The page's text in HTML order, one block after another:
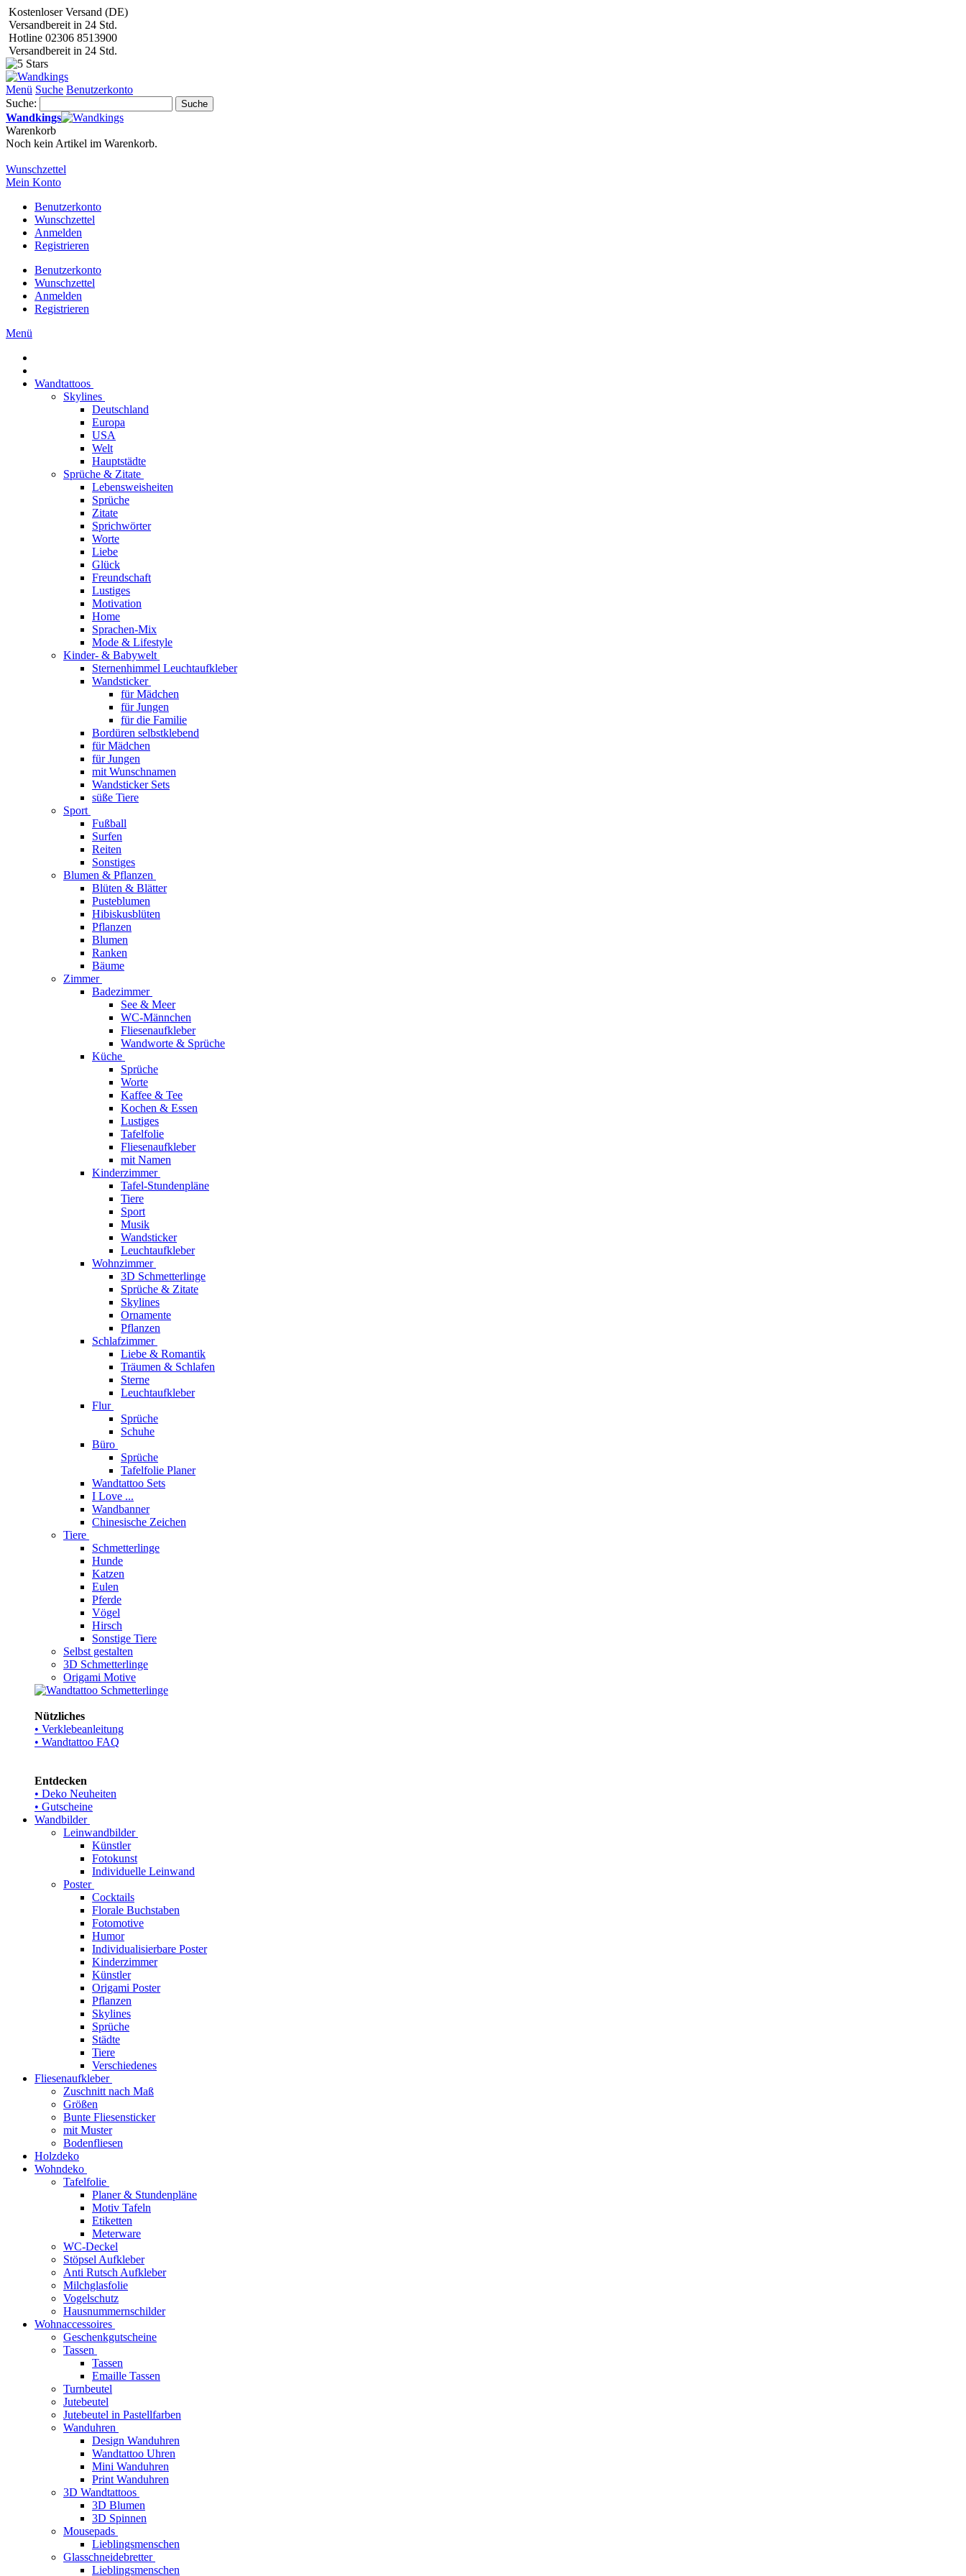
Kostenloser Versand (DE)
Versandbereit in 24 Std.
Hotline 02306 8513900
Versandbereit in 24 Std.
Menü Suche Benutzerkonto
Suche:
Suche
Wandkings
Warenkorb
Noch kein Artikel im Warenkorb.
Wunschzettel
Mein Konto
Benutzerkonto
Wunschzettel
Anmelden
Registrieren
Benutzerkonto
Wunschzettel
Anmelden
Registrieren
Menü
Wandtattoos
Skylines
Deutschland
Europa
USA
Welt
Hauptstädte
Sprüche & Zitate
Lebensweisheiten
Sprüche
Zitate
Sprichwörter
Worte
Liebe
Glück
Freundschaft
Lustiges
Motivation
Home
Sprachen-Mix
Mode & Lifestyle
Kinder- & Babywelt
Sternenhimmel Leuchtaufkleber
Wandsticker
für Mädchen
für Jungen
für die Familie
Bordüren selbstklebend
für Mädchen
für Jungen
mit Wunschnamen
Wandsticker Sets
süße Tiere
Sport
Fußball
Surfen
Reiten
Sonstiges
Blumen & Pflanzen
Blüten & Blätter
Pusteblumen
Hibiskusblüten
Pflanzen
Blumen
Ranken
Bäume
Zimmer
Badezimmer
See & Meer
WC-Männchen
Fliesenaufkleber
Wandworte & Sprüche
Küche
Sprüche
Worte
Kaffee & Tee
Kochen & Essen
Lustiges
Tafelfolie
Fliesenaufkleber
mit Namen
Kinderzimmer
Tafel-Stundenpläne
Tiere
Sport
Musik
Wandsticker
Leuchtaufkleber
Wohnzimmer
3D Schmetterlinge
Sprüche & Zitate
Skylines
Ornamente
Pflanzen
Schlafzimmer
Liebe & Romantik
Träumen & Schlafen
Sterne
Leuchtaufkleber
Flur
Sprüche
Schuhe
Büro
Sprüche
Tafelfolie Planer
Wandtattoo Sets
I Love ...
Wandbanner
Chinesische Zeichen
Tiere
Schmetterlinge
Hunde
Katzen
Eulen
Pferde
Vögel
Hirsch
Sonstige Tiere
Selbst gestalten
3D Schmetterlinge
Origami Motive
Nützliches
• Verklebeanleitung
• Wandtattoo FAQ
Entdecken
• Deko Neuheiten
• Gutscheine
Wandbilder
Leinwandbilder
Künstler
Fotokunst
Individuelle Leinwand
Poster
Cocktails
Florale Buchstaben
Fotomotive
Humor
Individualisierbare Poster
Kinderzimmer
Künstler
Origami Poster
Pflanzen
Skylines
Sprüche
Städte
Tiere
Verschiedenes
Fliesenaufkleber
Zuschnitt nach Maß
Größen
Bunte Fliesensticker
mit Muster
Bodenfliesen
Holzdeko
Wohndeko
Tafelfolie
Planer & Stundenpläne
Motiv Tafeln
Etiketten
Meterware
WC-Deckel
Stöpsel Aufkleber
Anti Rutsch Aufkleber
Milchglasfolie
Vogelschutz
Hausnummernschilder
Wohnaccessoires
Geschenkgutscheine
Tassen
Tassen
Emaille Tassen
Turnbeutel
Jutebeutel
Jutebeutel in Pastellfarben
Wanduhren
Design Wanduhren
Wandtattoo Uhren
Mini Wanduhren
Print Wanduhren
3D Wandtattoos
3D Blumen
3D Spinnen
Mousepads
Lieblingsmenschen
Glasschneidebretter
Lieblingsmenschen